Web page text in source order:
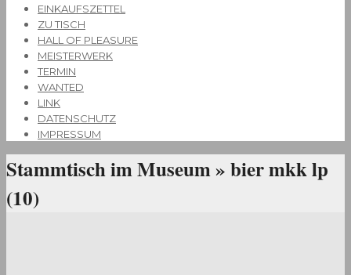
EINKAUFSZETTEL
ZU TISCH
HALL OF PLEASURE
MEISTERWERK
TERMIN
WANTED
LINK
DATENSCHUTZ
IMPRESSUM
Stammtisch im Museum »bier mkk lp
(10)